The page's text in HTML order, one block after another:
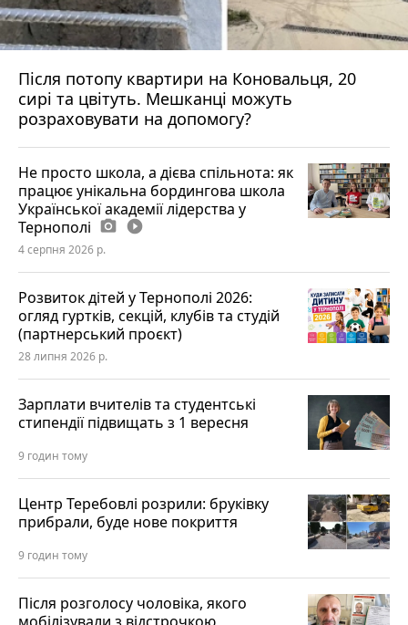
Після потопу квартири на Коновальця, 20
сирі та цвітуть. Мешканці можуть
розраховувати на допомогу?
Не просто школа, а дієва спільнота: як
працює унікальна бордингова школа
Української академії лідерства у
Тернополі photo_camera play_circle_filled
4 серпня 2026 р.
Розвиток дітей у Тернополі 2026:
огляд гуртків, секцій, клубів та студій
(партнерський проєкт)
28 липня 2026 р.
Зарплати вчителів та студентські
стипендії підвищать з 1 вересня
9 годин тому
Центр Теребовлі розрили: бруківку
прибрали, буде нове покриття
9 годин тому
Після розголосу чоловіка, якого